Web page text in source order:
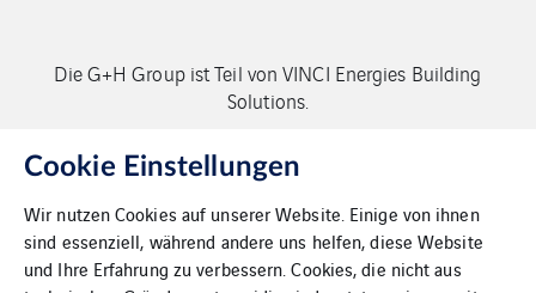
Die G+H Group ist Teil von VINCI Energies Building
Solutions.
Copyright G+H Group
Cookie Einstellungen
Wir nutzen Cookies auf unserer Website. Einige von ihnen
sind essenziell, während andere uns helfen, diese Website
und Ihre Erfahrung zu verbessern. Cookies, die nicht aus